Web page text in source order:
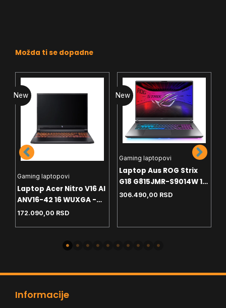
Možda ti se dopadne
New
Gaming laptopovi
Laptop Acer Nitro V16 AI
ANV16-42 16 WUXGA -
R5-240 - 16GB - NVMe
172.090,00 RSD
New
Gaming laptopovi
Laptop Aus ROG Strix
G18 G815JMR-S9014W 18
2.5K - i7-14650HX -
306.490,00 RSD
Informacije